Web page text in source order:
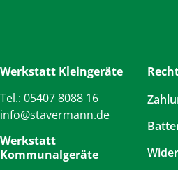
Werkstatt Kleingeräte
Tel.: 05407 8088 16
info@stavermann.de
Werkstatt
Kommunalgeräte